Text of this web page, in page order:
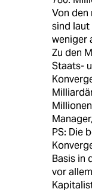
Von den
sind
weniger
Zu den
Staats-
PS: Die
Basis in
vor